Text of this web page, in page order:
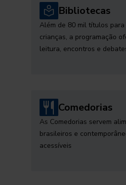
Bibliotecas
Além de 80 mil títulos
crianças, a programação
leitura, encontros e
Comedorias
As Comedorias servem
brasileiros e
acessíveis